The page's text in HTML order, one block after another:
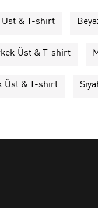
& T-shirt
Üst & T-shirt
Üst & T-shirt